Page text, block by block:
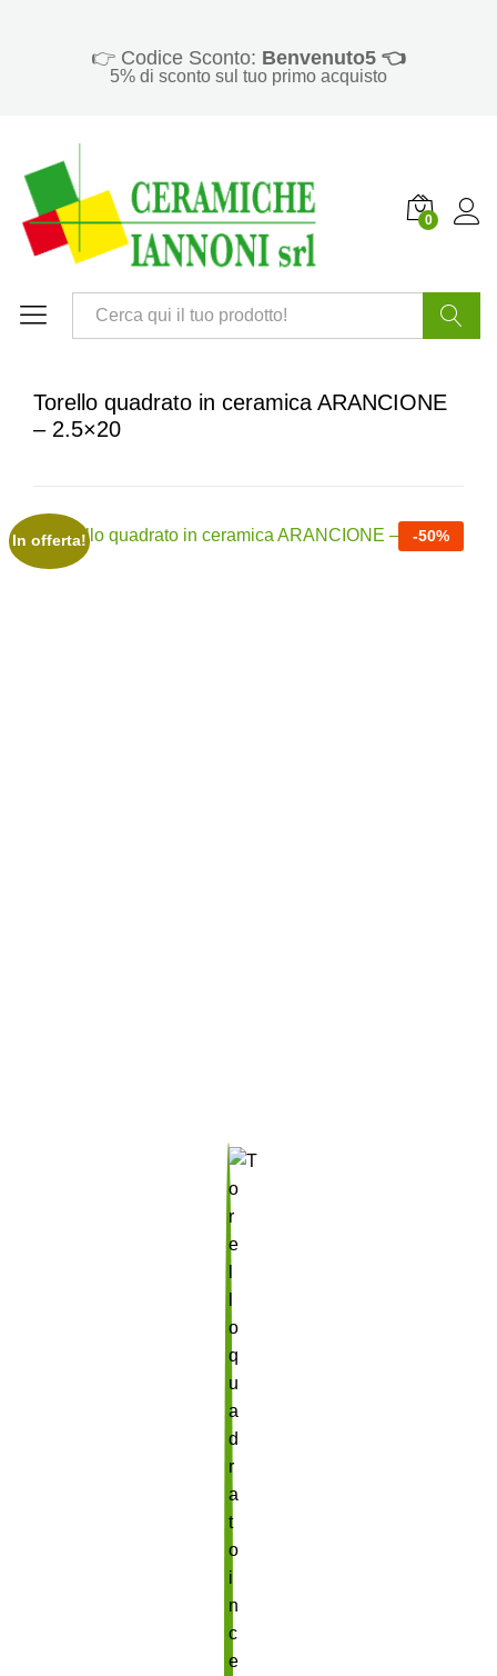
👉 Codice Sconto: Benvenuto5 👈
5% di sconto sul tuo primo acquisto
0
Torello quadrato in ceramica ARANCIONE
– 2.5×20
In offerta! -50%